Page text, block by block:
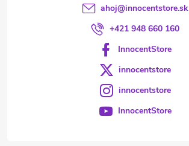
ahoj@innocentstore.sk
+421 948 660 160
InnocentStore
innocentstore
innocentstore
InnocentStore